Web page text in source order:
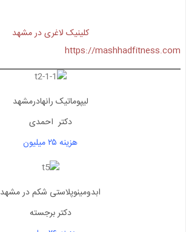
کلینیک لاغری در مشهد
https://mashhadfitness.com
لیپوماتیک رانهادرمشهد
دکتر احمدی
هزینه ۲۵ میلیون
ابدومینوپلاستی شکم در مشهد
دکتر برجسته